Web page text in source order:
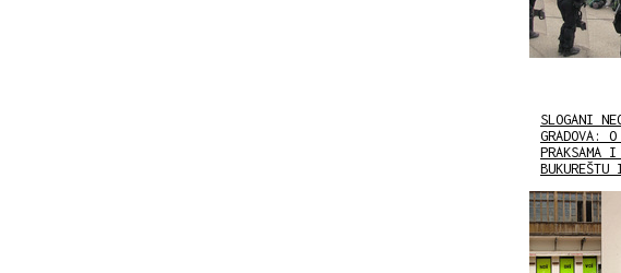
SLOGANI
GRADOVA:
PRAKSAMA I
BUKUREŠTU